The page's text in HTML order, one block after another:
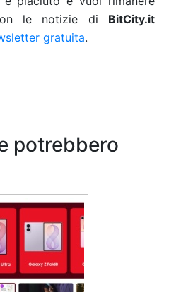
le notizie di BitCity.it
gratuita.
potrebbero